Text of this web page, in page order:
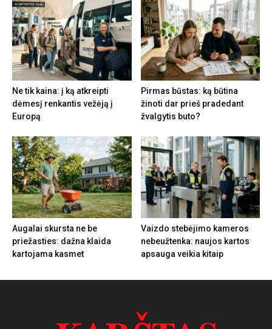
Ne tik kaina: į ką atkreipti
dėmesį renkantis vežėją į
Europą
Pirmas būstas: ką būtina
žinoti dar prieš pradedant
žvalgytis buto?
Augalai skursta ne be
priežasties: dažna klaida
kartojama kasmet
Vaizdo stebėjimo kameros
nebeužtenka: naujos kartos
apsauga veikia kitaip